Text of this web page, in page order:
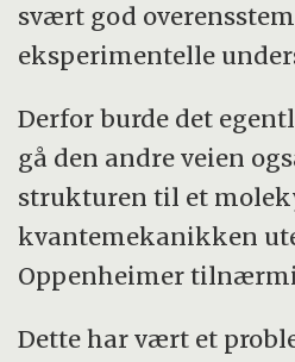
svært god
eksperimentelle
Derfor burde det
gå den andre veien
strukturen til et
kvantemekanikken
Oppenheimer
Dette har vært et